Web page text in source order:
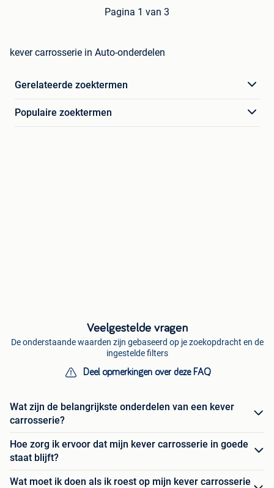
Pagina 1 van 3
kever carrosserie in Auto-onderdelen
Gerelateerde zoektermen
Populaire zoektermen
Veelgestelde vragen
De onderstaande waarden zijn gebaseerd op je zoekopdracht en de
ingestelde filters
Deel opmerkingen over deze FAQ
Wat zijn de belangrijkste onderdelen van een kever
carrosserie?
Hoe zorg ik ervoor dat mijn kever carrosserie in goede
staat blijft?
Wat moet ik doen als ik roest op mijn kever carrosserie